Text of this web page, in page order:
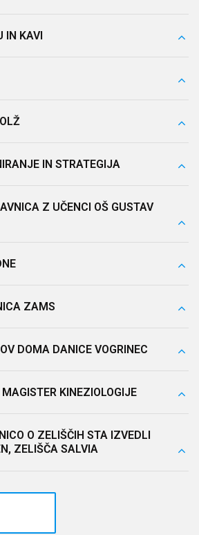
IN KAVI
IN STRATEGIJA
Z UČENCI OŠ GUSTAV
ZAMS
DOMA DANICE VOGRINEC
KINEZIOLOGIJE
O ZELIŠČIH STA IZVEDLI
ZELIŠČA SALVIA